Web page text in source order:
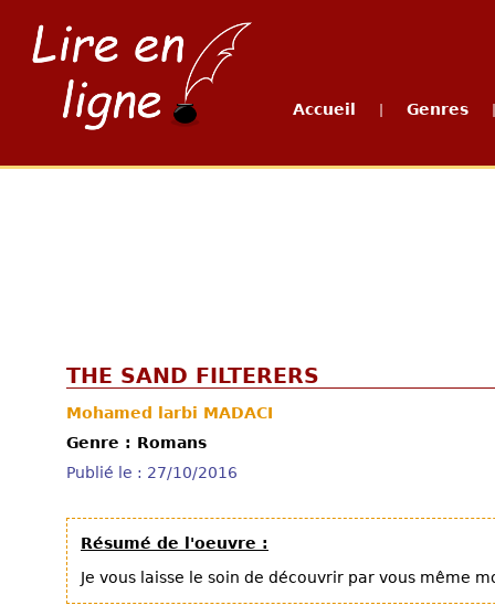
Accueil Genres
THE SAND FILTERERS
Mohamed larbi MADACI
Genre : Romans
Publié le : 27/10/2016
Résumé de l'oeuvre :
Je vous laisse le soin de découvrir par vous même